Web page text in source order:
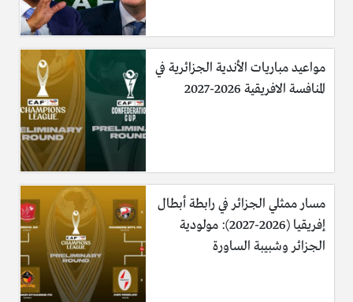
مواعيد مباريات الأندية الجزائرية في
المنافسة الافريقية 2026-2027
مسار ممثلي الجزائر في رابطة أبطال
إفريقيا (2026-2027): مولودية
الجزائر وشبيبة الساورة